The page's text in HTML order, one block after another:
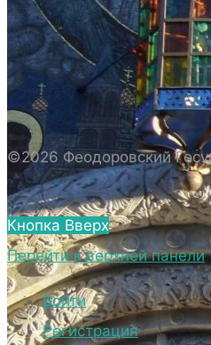
СОБОРА
ПОЛОЖЕНИЕ
РАСПОРЯДОК
ВНЕШНИЙ ВИД
ВНЕШНИЙ
ВЕРХНИЙ
ГОСУДАРЕВА
НИЖНИЙ
ГОСУДАРЕВА
©2026 Феодоровский
Кнопка Вверх
Перейти к верхней панели
Войти
Регистрация